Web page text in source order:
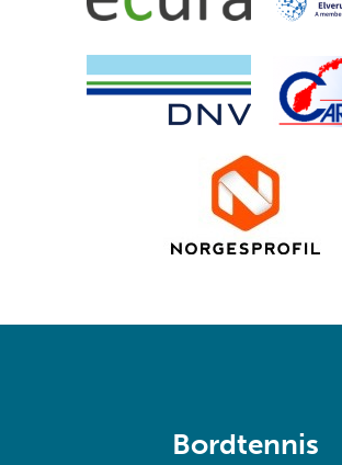
Bordtennis